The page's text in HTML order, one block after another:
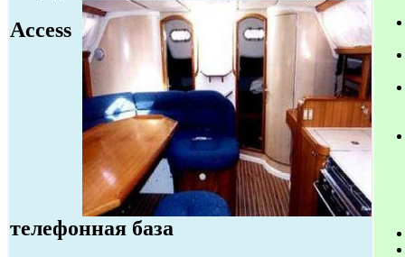
Access
телефонная база